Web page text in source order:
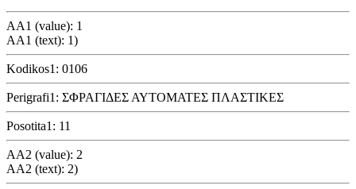
AA1 (value): 1
AA1 (text): 1)
Kodikos1: 0106
Perigrafi1: ΣΦΡΑΓΙΔΕΣ ΑΥΤΟΜΑΤΕΣ ΠΛΑΣΤΙΚΕΣ
Posotita1: 11
AA2 (value): 2
AA2 (text): 2)